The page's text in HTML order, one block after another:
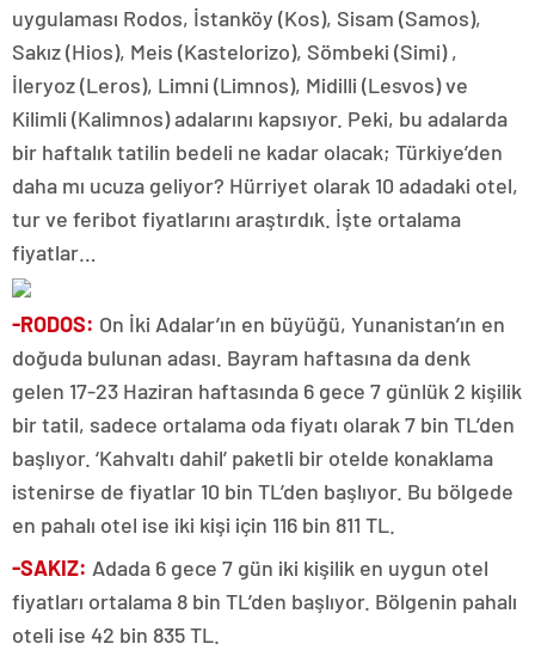
uygulaması Rodos, İstanköy (Kos), Sisam (Samos),
Sakız (Hios), Meis (Kastelorizo), Sömbeki (Simi) ,
İleryoz (Leros), Limni (Limnos), Midilli (Lesvos) ve
Kilimli (Kalimnos) adalarını kapsıyor. Peki, bu adalarda
bir haftalık tatilin bedeli ne kadar olacak; Türkiye’den
daha mı ucuza geliyor? Hürriyet olarak 10 adadaki otel,
tur ve feribot fiyatlarını araştırdık. İşte ortalama
fiyatlar…
-RODOS: On İki Adalar’ın en büyüğü, Yunanistan’ın en
doğuda bulunan adası. Bayram haftasına da denk
gelen 17-23 Haziran haftasında 6 gece 7 günlük 2 kişilik
bir tatil, sadece ortalama oda fiyatı olarak 7 bin TL’den
başlıyor. ‘Kahvaltı dahil’ paketli bir otelde konaklama
istenirse de fiyatlar 10 bin TL’den başlıyor. Bu bölgede
en pahalı otel ise iki kişi için 116 bin 811 TL.
-SAKIZ: Adada 6 gece 7 gün iki kişilik en uygun otel
fiyatları ortalama 8 bin TL’den başlıyor. Bölgenin pahalı
oteli ise 42 bin 835 TL.